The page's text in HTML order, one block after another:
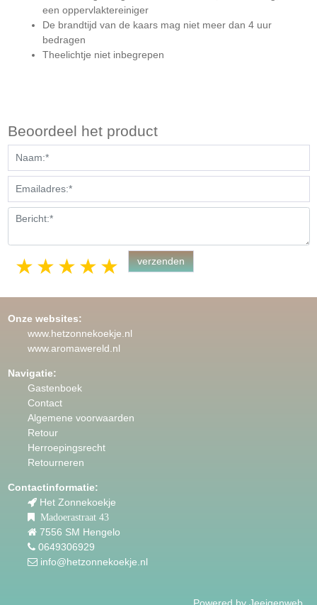
een oppervlaktereiniger
De brandtijd van de kaars mag niet meer dan 4 uur
bedragen
Theelichtje niet inbegrepen
Beoordeel het product
5 stars
4 stars
3 stars
2 stars
1 star
Onze websites:
www.hetzonnekoekje.nl
www.aromawereld.nl
Navigatie:
Gastenboek
Contact
Algemene voorwaarden
Retour
Herroepingsrecht
Retourneren
Contactinformatie:
Het Zonnekoekje
Madoerastraat 43
7556 SM Hengelo
0649306929
info@hetzonnekoekje.nl